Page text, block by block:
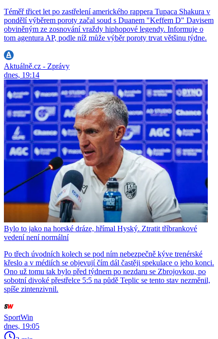
Téměř třicet let po zastřelení amerického rappera Tupaca Shakura v
pondělí výběrem poroty začal soud s Duanem "Keffem D" Davisem
obviněným ze zosnování vraždy hiphopové legendy. Informuje o
tom agentura AP, podle níž může výběr poroty trvat většinu týdne.
Aktuálně.cz - Zprávy
dnes, 19:14
Bylo to jako na horské dráze, hřímal Hyský. Ztratit tříbrankové
vedení není normální
Po třech úvodních kolech se pod ním nebezpečně kýve trenérské
křeslo a v médiích se objevují čím dál častěji spekulace o jeho konci.
Ono už tomu tak bylo před týdnem po nezdaru se Zbrojovkou, po
sobotní divoké přestřelce 5:5 na půdě Teplic se tento stav nezměnil,
spíše zintenzivnil.
SportWin
dnes, 19:05